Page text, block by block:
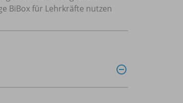
BiBox für Lehrkräfte nutzen